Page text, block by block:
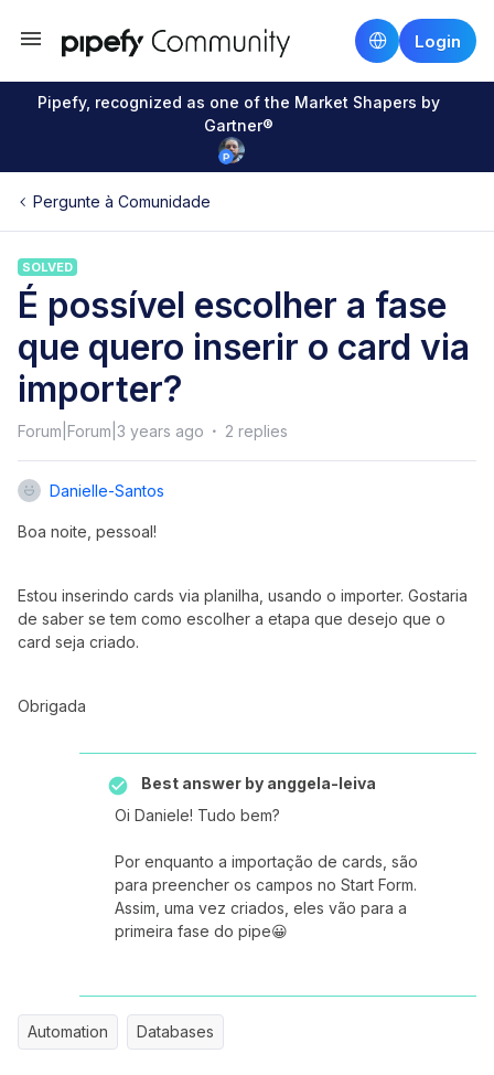
Login
Pipefy, recognized as one of the Market Shapers by
Gartner®
Pergunte à Comunidade
SOLVED
É possível escolher a fase
que quero inserir o card via
importer?
Forum|Forum|3 years ago 2 replies
Danielle-Santos
Boa noite, pessoal!
Estou inserindo cards via planilha, usando o importer. Gostaria
de saber se tem como escolher a etapa que desejo que o
card seja criado.
Obrigada
Best answer by anggela-leiva
Oi Daniele! Tudo bem?
Por enquanto a importação de cards, são
para preencher os campos no Start Form.
Assim, uma vez criados, eles vão para a
primeira fase do pipe😀
Automation Databases